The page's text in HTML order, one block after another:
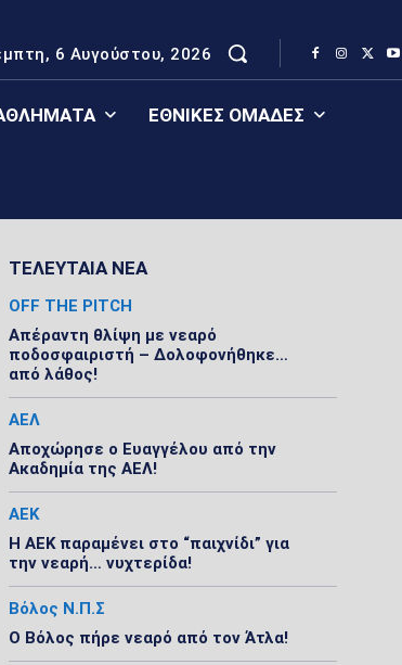
6 Αυγούστου, 2026
ΕΘΝΙΚΈΣ ΟΜΆΔΕΣ
ΤΕΛΕΥΤΑΙΑ ΝΕΑ
OFF THE PITCH
Απέραντη θλίψη με νεαρό
ποδοσφαιριστή – Δολοφονήθηκε…
από λάθος!
ΑΕΛ
Αποχώρησε ο Ευαγγέλου από την
Ακαδημία της ΑΕΛ!
ΑΕΚ
Η ΑΕΚ παραμένει στο “παιχνίδι” για
την νεαρή… νυχτερίδα!
Βόλος Ν.Π.Σ
Ο Βόλος πήρε νεαρό από τον Άτλα!